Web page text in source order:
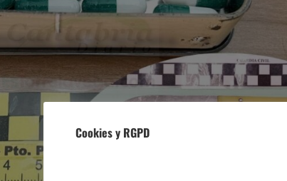
Cookies y RGPD